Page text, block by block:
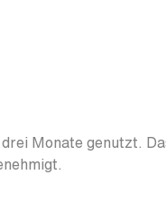
Monate genutzt.